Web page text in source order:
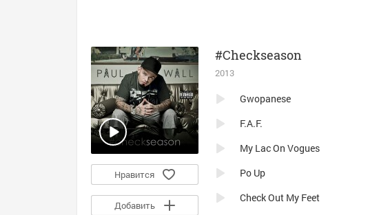
#Checkseason
2013
Нравится
Добавить
Gwopanese
F.A.F.
My Lac On Vogues
Po Up
Check Out My Feet